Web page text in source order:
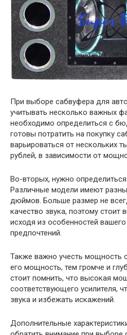
При выборе сабвуфера для
учитывать несколько важных
необходимо определиться с
готовы потратить на покупку
варьироваться от нескольких
рублей, в зависимости от
Во-вторых, нужно
Различные модели имеют
дюймов. Больше размер не
качество звука, поэтому стоит
исходя из особенностей
предпочтений.
Также важно учесть мощность
его мощность, тем громче и
стоит помнить, что высокая
соответствующего усилителя,
звука и избежать искажений.
Дополнительные